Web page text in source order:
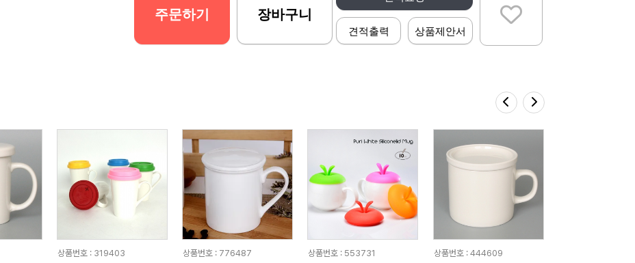
견적출력 상품제안서
주문하기 장바구니
상품번호 : 319403
상품번호 : 776487
상품번호 : 553731
상품번호 : 444609